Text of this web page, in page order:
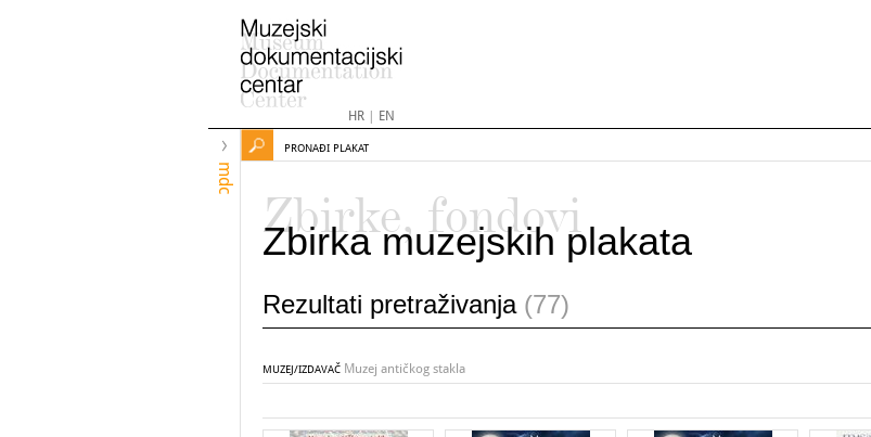
HR| EN
mdc
PRONAĐI PLAKAT
Zbirke, fondovi
Zbirka muzejskih plakata
Rezultati pretraživanja (77)
MUZEJ/IZDAVAČ Muzej antičkog stakla